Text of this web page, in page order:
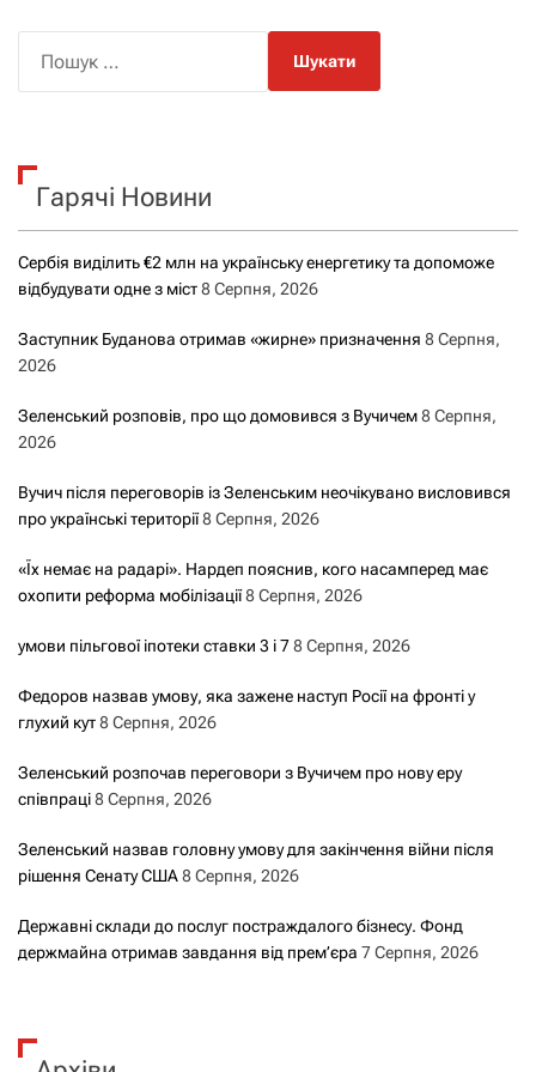
к
Гарячі Новини
Сербія виділить €2 млн на українську енергетику та допоможе
відбудувати одне з міст8 Серпня, 2026
Заступник Буданова отримав «жирне» призначення 8 Серпня,
2026
Зеленський розповів, про що домовився з Вучичем8 Серпня,
2026
Вучич після переговорів із Зеленським неочікувано висловився
про українські території8 Серпня, 2026
«Їх немає на радарі». Нардеп пояснив, кого насамперед має
охопити реформа мобілізації8 Серпня, 2026
умови пільгової іпотеки ставки 3 і 78 Серпня, 2026
Федоров назвав умову, яка зажене наступ Росії на фронті у
глухий кут8 Серпня, 2026
Зеленський розпочав переговори з Вучичем про нову еру
співпраці8 Серпня, 2026
Зеленський назвав головну умову для закінчення війни після
рішення Сенату США8 Серпня, 2026
Державні склади до послуг постраждалого бізнесу. Фонд
держмайна отримав завдання від прем’єра 7 Серпня, 2026